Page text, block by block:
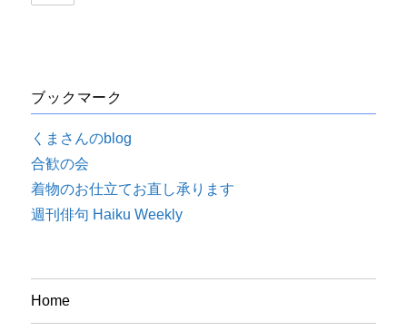
ブックマーク
くまさんのblog
合歓の会
着物のお仕立てお直し承ります
週刊俳句 Haiku Weekly
Home